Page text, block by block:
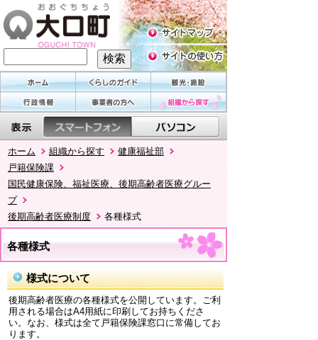
ホーム 組織から探す
健康福祉部
戸籍保険課
国民健康保険、福祉医療、後期高齢者医療グルー
プ
後期高齢者医療制度
各種様式
各種様式
様式について
後期高齢者医療の各種様式を公開しています。ご利
用される場合はA4用紙に印刷してお持ちくださ
い。なお、様式は全て戸籍保険課窓口に常備してお
ります。